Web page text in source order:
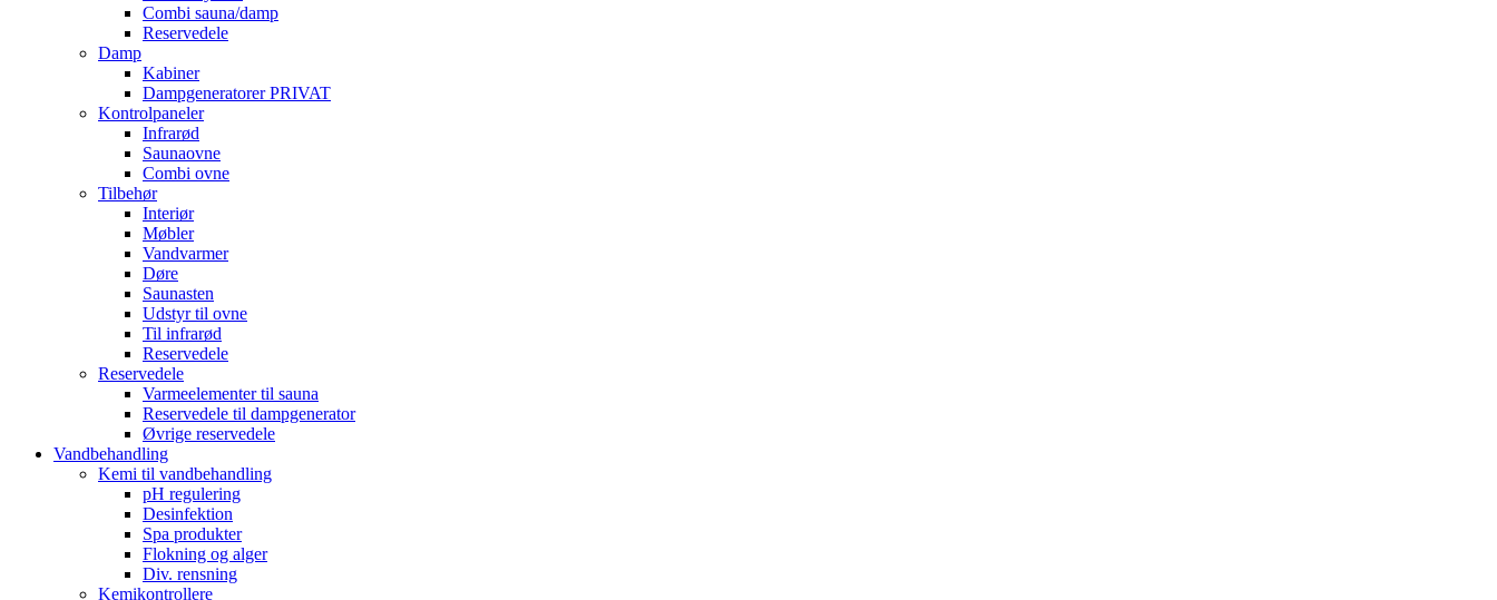
Combi sauna/damp
Reservedele
Damp
Kabiner
Dampgeneratorer PRIVAT
Kontrolpaneler
Infrarød
Saunaovne
Combi ovne
Tilbehør
Interiør
Møbler
Vandvarmer
Døre
Saunasten
Udstyr til ovne
Til infrarød
Reservedele
Reservedele
Varmeelementer til sauna
Reservedele til dampgenerator
Øvrige reservedele
Vandbehandling
Kemi til vandbehandling
pH regulering
Desinfektion
Spa produkter
Flokning og alger
Div. rensning
Kemikontrollere